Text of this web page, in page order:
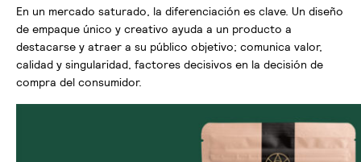
En un mercado saturado, la diferenciación es clave. Un diseño
de empaque único y creativo ayuda a un producto a
destacarse y atraer a su público objetivo; comunica valor,
calidad y singularidad, factores decisivos en la decisión de
compra del consumidor.